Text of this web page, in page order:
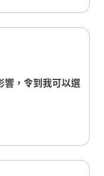
響，令到我可以選